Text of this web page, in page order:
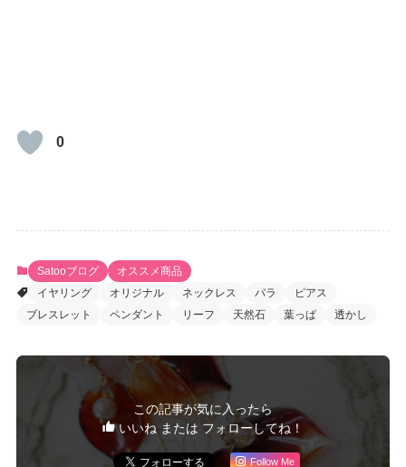
0
Satooブログ
オススメ商品
イヤリング
オリジナル ネックレス バラ
ピアス
ブレスレット
ペンダント リーフ 天然石 葉っぱ 透かし
この記事が気に入ったら
いいね または フォローしてね！
Follow Me